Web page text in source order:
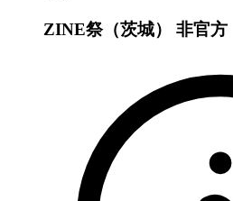
ZINE祭（茨城） 非官方